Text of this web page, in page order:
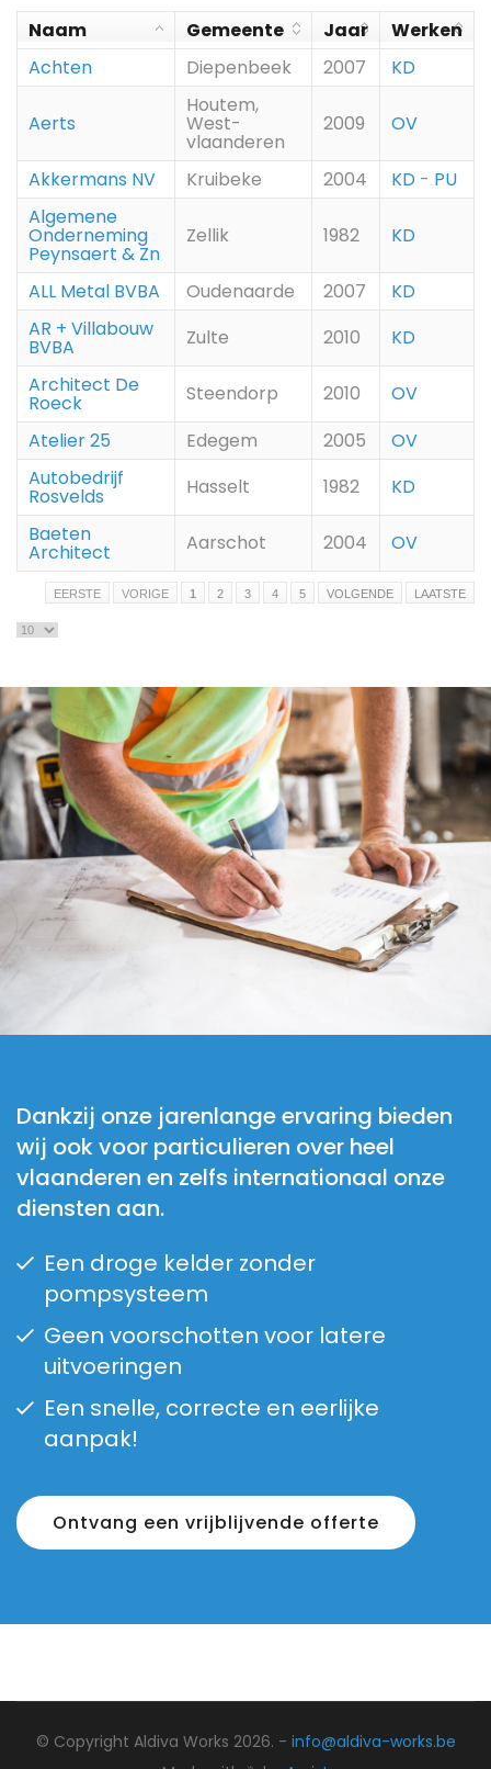
Naam Gemeente Jaar
Werken
Achten
Diepenbeek 2007 KD
Aerts
Houtem,
West-
vlaanderen
2009 OV
Akkermans NV Kruibeke 2004 KD - PU
Algemene
Onderneming
Peynsaert & Zn
Zellik 1982 KD
ALL Metal BVBA Oudenaarde 2007
KD
AR + Villabouw
BVBA Zulte 2010
KD
Architect De
Roeck Steendorp 2010
OV
Atelier 25
Edegem 2005
OV
Autobedrijf
Rosvelds Hasselt 1982
KD
Baeten
Architect Aarschot 2004 OV
EERSTE VORIGE 1 2 3 4 5 VOLGENDE LAATSTE
Dankzij onze jarenlange ervaring bieden
wij ook voor particulieren over heel
vlaanderen en zelfs internationaal onze
diensten aan.
Een droge kelder zonder
pompsysteem
Geen voorschotten voor latere
uitvoeringen
Een snelle, correcte en eerlijke
aanpak!
Ontvang een vrijblijvende offerte
© Copyright Aldiva Works 2026. - info@aldiva-works.be